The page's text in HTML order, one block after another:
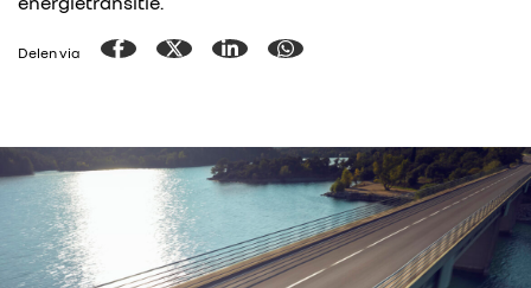
Delen via